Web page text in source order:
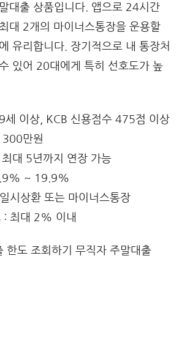
대출 상품입니다. 앱으로 24시간
대 2개의 마이너스통장을 운용할
유리합니다. 장기적으로 내 통장처
있어 20대에게 특히 선호도가 높
세 이상, KCB 신용점수 475점 이상
300만원
대 5년까지 연장 가능
~ 19.9%
시상환 또는 마이너스통장
: 최대 2% 이내